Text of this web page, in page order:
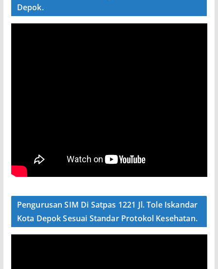
Depok.
Pengurusan SIM Di Satpas 1221 Jl. Tole Iskandar
Kota Depok Sesuai Standar Protokol Kesehatan.